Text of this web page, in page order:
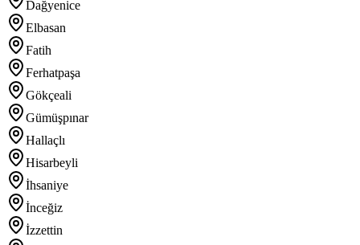
Dağyenice
Elbasan
Fatih
Ferhatpaşa
Gökçeali
Gümüşpınar
Hallaçlı
Hisarbeyli
İhsaniye
İnceğiz
İzzettin